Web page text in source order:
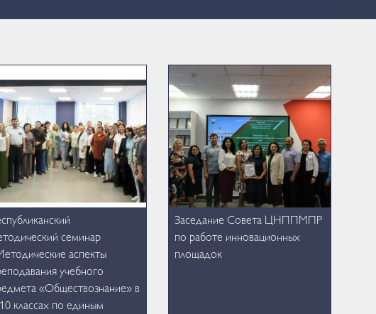
семинар
аспекты
учебного
«Обществознание» в
классах по единым
Заседание Совета ЦНППМПР
по работе инновационных
площадок